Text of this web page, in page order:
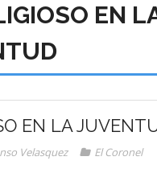
EN
EN LA
Velasquez El Coronel